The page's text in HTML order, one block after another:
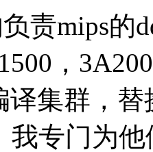
责mips
，
译集群，
我专门为